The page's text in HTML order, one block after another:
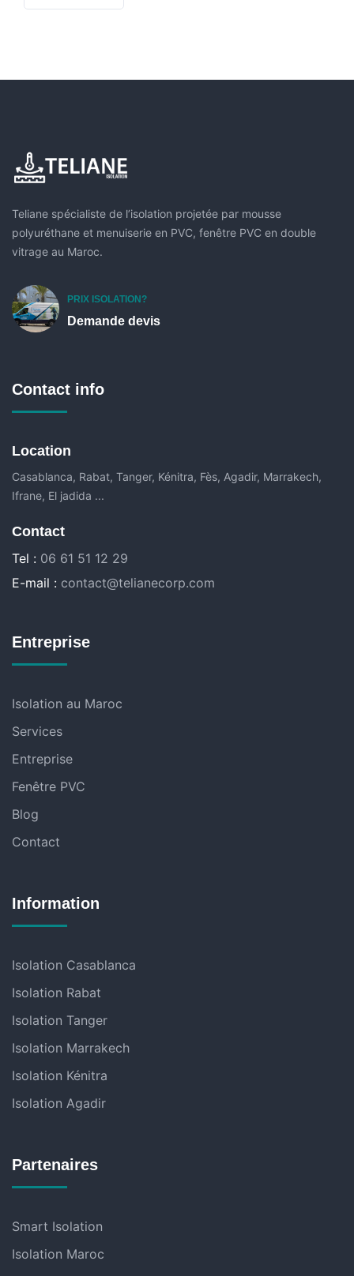
Teliane spécialiste de l’isolation projetée par mousse
polyuréthane et menuiserie en PVC, fenêtre PVC en double
vitrage au Maroc.
PRIX ISOLATION?
Demande devis
Contact info
Location
Casablanca, Rabat, Tanger, Kénitra, Fès, Agadir, Marrakech,
Ifrane, El jadida ...
Contact
Tel : 06 61 51 12 29
E-mail : contact@telianecorp.com
Entreprise
Isolation au Maroc
Services
Entreprise
Fenêtre PVC
Blog
Contact
Information
Isolation Casablanca
Isolation Rabat
Isolation Tanger
Isolation Marrakech
Isolation Kénitra
Isolation Agadir
Partenaires
Smart Isolation
Isolation Maroc